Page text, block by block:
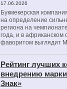
17.06.2026
Букмекерская
на определение
региона на
года, и в африканском
фаворитом выглядит
Рейтинг лучших
внедрению
Знак»